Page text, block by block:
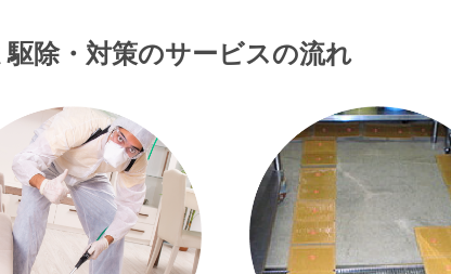
除・対策のサービスの流れ